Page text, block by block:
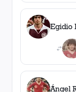
Egidio
Ángel